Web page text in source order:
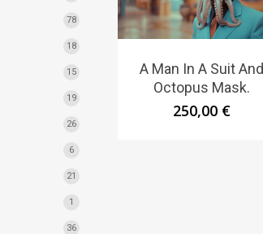
78
18
15
19
26
6
21
1
36
A Man In A Suit And
Octopus Mask.
250,00 €